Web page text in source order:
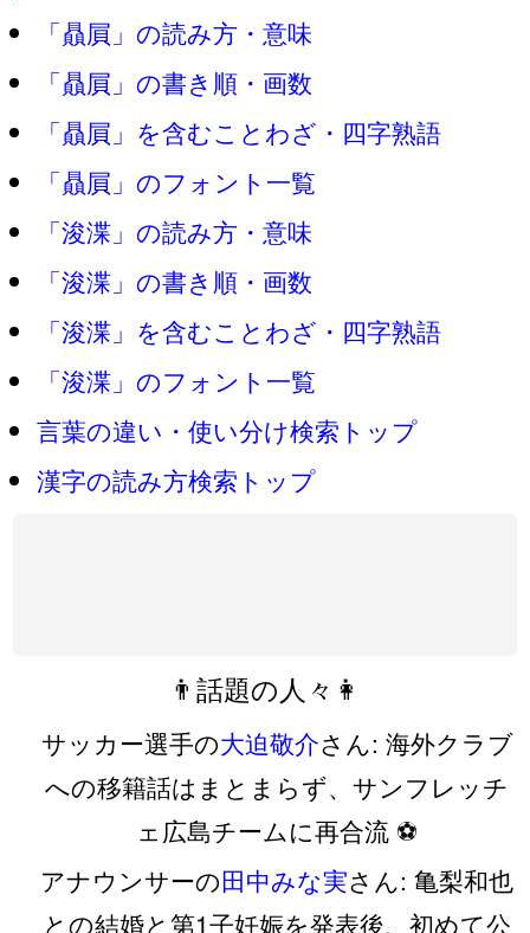
「贔屓」の読み方・意味
「贔屓」の書き順・画数
「贔屓」を含むことわざ・四字熟語
「贔屓」のフォント一覧
「浚渫」の読み方・意味
「浚渫」の書き順・画数
「浚渫」を含むことわざ・四字熟語
「浚渫」のフォント一覧
言葉の違い・使い分け検索トップ
漢字の読み方検索トップ
👨話題の人々👩
サッカー選手の大迫敬介さん: 海外クラブ
への移籍話はまとまらず、サンフレッチ
ェ広島チームに再合流 ⚽️
アナウンサーの田中みな実さん: 亀梨和也
との結婚と第1子妊娠を発表後、初めて公